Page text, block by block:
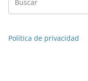
Política de privacidad